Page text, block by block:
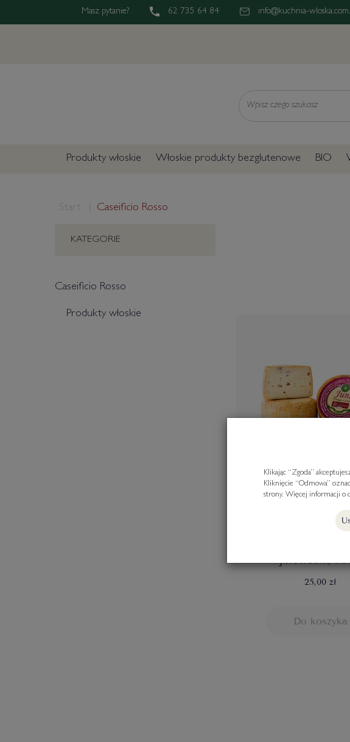
Masz pytanie? 62 735 64 84 info@kuchnia-
Produkty włoskie Włoskie produkty bezglutenowe BIO
Start Caseificio Rosso
jałowcem,
25,00 zł
Do koszyka
KATEGORIE
Caseificio Rosso
Produkty włoskie
Klikając “Zgoda”
Kliknięcie “Odmowa”
strony. Więcej informacji o